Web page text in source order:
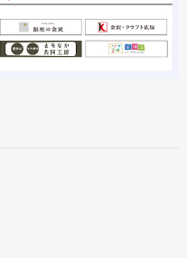
なりますのでかなりの高
嬉しい限りです(^^)写真
ターです。